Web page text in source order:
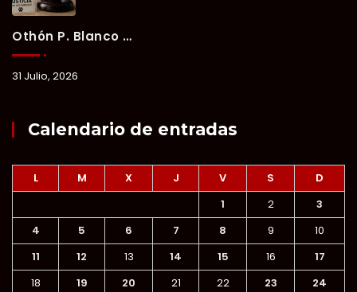
Othón P. Blanco Refrenda Su Compromiso Contra El Maltrato Animal: Vinculan A Proceso A Presunto Responsable Tras Denuncia Del Ayuntamiento.
31 Julio, 2026
Calendario de entradas
L M X J V S
D
1
2
3
4
5 6 7 8 9
10
11
12 13 14 15 16
17
18
19 20 21 22 23
24